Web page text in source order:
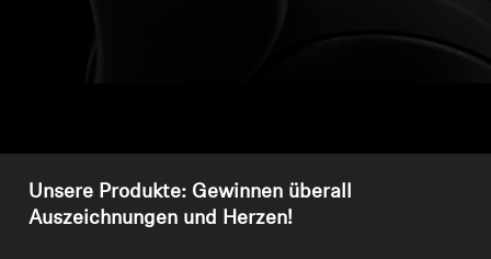
Hearing
Unsere Produkte: Gewinnen überall
Auszeichnungen und Herzen!